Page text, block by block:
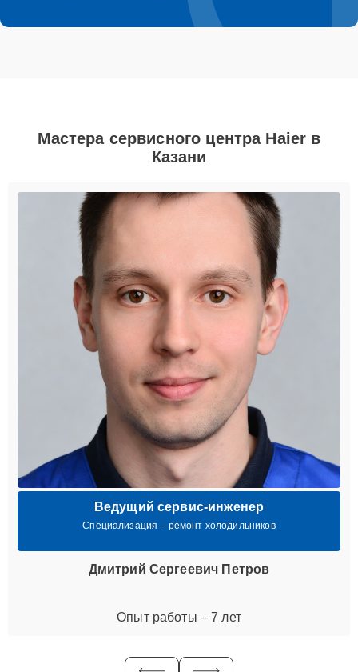
Мастера сервисного центра Haier в
Казани
Ведущий сервис-инженер
Специализация – ремонт холодильников
Дмитрий Сергеевич Петров
Опыт работы – 7 лет